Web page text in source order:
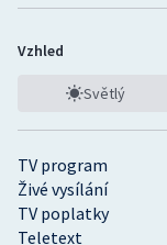
TV program
Živé vysílání
TV poplatky
Teletext
Vzhled
Světlý